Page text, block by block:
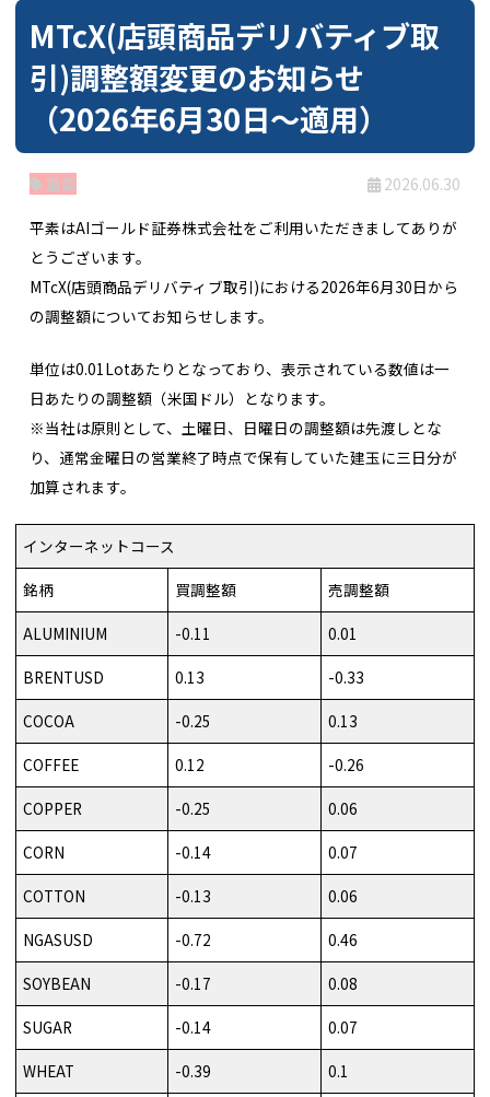
MTcX(店頭商品デリバティブ取
引)調整額変更のお知らせ
（2026年6月30日～適用）
重要 2026.06.30
平素はAIゴールド証券株式会社をご利用いただきましてありが
とうございます。
MTcX(店頭商品デリバティブ取引)における2026年6月30日から
の調整額についてお知らせします。
単位は0.01Lotあたりとなっており、表示されている数値は一
日あたりの調整額（米国ドル）となります。
※当社は原則として、土曜日、日曜日の調整額は先渡しとな
り、通常金曜日の営業終了時点で保有していた建玉に三日分が
加算されます。
インターネットコース
銘柄
買調整額
売調整額
ALUMINIUM
-0.11
0.01
BRENTUSD
0.13
-0.33
COCOA
-0.25
0.13
COFFEE
0.12
-0.26
COPPER
-0.25
0.06
CORN
-0.14
0.07
COTTON
-0.13
0.06
NGASUSD
-0.72
0.46
SOYBEAN
-0.17
0.08
SUGAR
-0.14
0.07
WHEAT
-0.39
0.1